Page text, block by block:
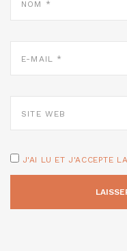
MAIL
WEB
J'AI LU ET J'ACCEPTE